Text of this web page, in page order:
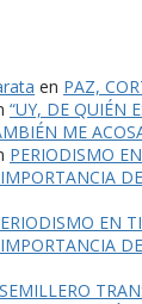
en PAZ,
“UY, DE QUIÉN
ME
PERIODISMO
EN
SEMILLERO